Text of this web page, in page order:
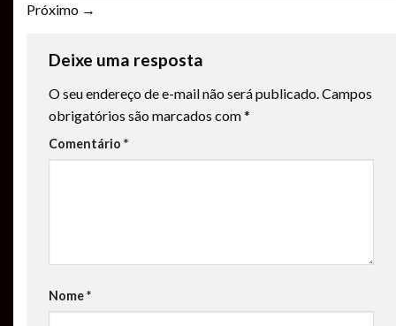
Próximo →
Deixe uma resposta
O seu endereço de e-mail não será publicado.Campos
obrigatórios são marcados com*
Comentário *
Nome*